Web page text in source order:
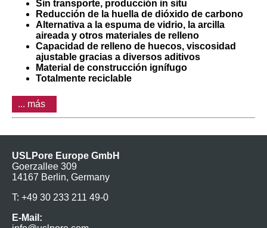
Sin transporte, producción in situ
Reducción de la huella de dióxido de carbono
Alternativa a la espuma de vidrio, la arcilla
aireada y otros materiales de relleno
Capacidad de relleno de huecos, viscosidad
ajustable gracias a diversos aditivos
Material de construcción ignífugo
Totalmente reciclable
... más
USLPore Europe GmbH
Goerzallee 309
14167 Berlin, Germany
T: +49 30 233 211 49-0
E-Mail: